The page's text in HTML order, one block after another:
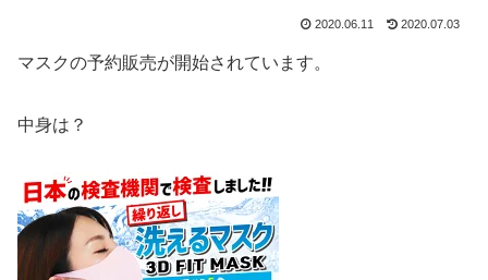
2020.06.11 2020.07.03
マスクの予約販売が開始されています。
中身は？